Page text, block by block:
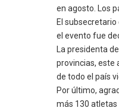
en agosto. Los
El
el evento fue
La presidenta
provincias, este
de todo el país
Por último,
más 130 atletas